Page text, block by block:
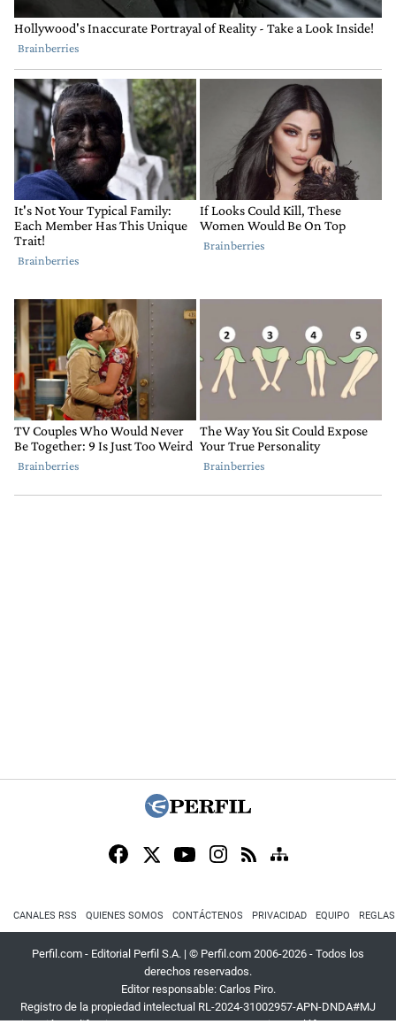
CANALES RSS QUIENES SOMOS CONTÁCTENOS PRIVACIDAD EQUIPO
Perfil.com - Editorial Perfil S.A. | © Perfil.com 2006-2026 - Todos los
derechos reservados.
Editor responsable: Carlos Piro.
Registro de la propiedad intelectual RL-2024-31002957-APN-DNDA#MJ